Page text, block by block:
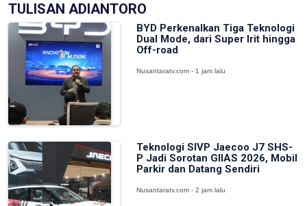
TULISAN ADIANTORO
BYD Perkenalkan Tiga Teknologi
Dual Mode, dari Super Irit hingga
Off-road
Nusantaratv.com - 1 jam lalu
Teknologi SIVP Jaecoo J7 SHS-
P Jadi Sorotan GIIAS 2026, Mobil
Parkir dan Datang Sendiri
Nusantaratv.com - 2 jam lalu